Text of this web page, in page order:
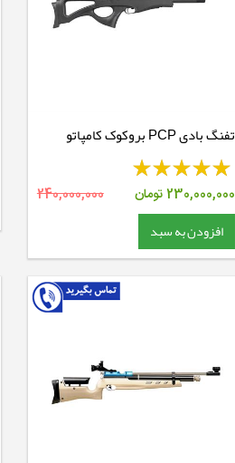
تفنگ بادی PCP بروکوک کامپاتو
230,000,000تومان 240,000,000
افزودن به سبد